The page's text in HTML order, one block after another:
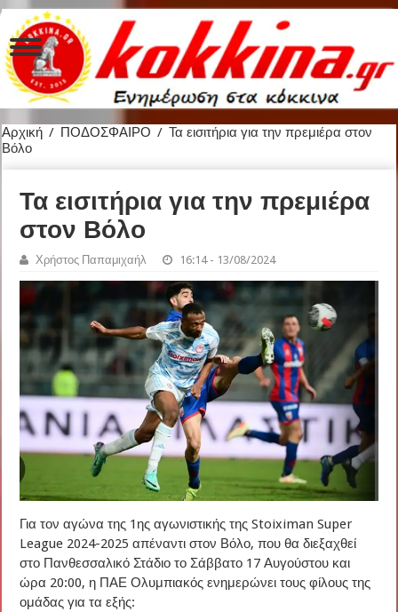
Αρχική / ΠΟΔΟΣΦΑΙΡΟ / Τα εισιτήρια για την πρεμιέρα στον
Βόλο
Τα εισιτήρια για την πρεμιέρα
στον Βόλο
Χρήστος Παπαμιχαήλ 16:14 - 13/08/2024
Για τον αγώνα της 1ης αγωνιστικής της Stoiximan Super
League 2024-2025 απέναντι στον Βόλο, που θα διεξαχθεί
στο Πανθεσσαλικό Στάδιο το Σάββατο 17 Αυγούστου και
ώρα 20:00, η ΠΑΕ Ολυμπιακός ενημερώνει τους φίλους της
ομάδας για τα εξής: